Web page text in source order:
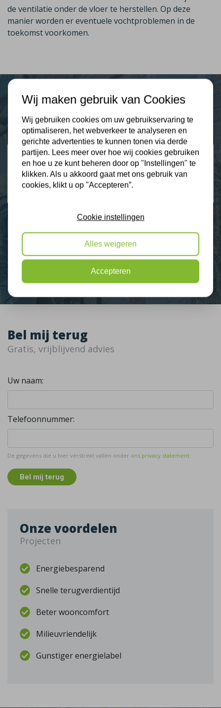
Plus Isolatie
Uw isolatie specialist
9,3
Klantbeoordelingen
2274 klanten beoordelen ons met een 9.3
Nieuws
Contact
Bel mij terug
Gratis, vrijblijvend advies
Uw naam:
Telefoonnummer:
De gegevens die u hier verstrekt vallen onder ons privacy statement.
Bel mij terug
Onze voordelen
Projecten
Energiebesparend
Snelle terugverdientijd
Beter wooncomfort
Milieuvriendelijk
Gunstiger energielabel
de ventilatie onder de vloer te herstellen. Op deze
manier worden er eventuele vochtproblemen in de
toekomst voorkomen.
Wij maken gebruik van Cookies
Wij gebruiken cookies om uw gebruikservaring te
optimaliseren, het webverkeer te analyseren en
gerichte advertenties te kunnen tonen via derde
partijen. Lees meer over hoe wij cookies gebruiken
en hoe u ze kunt beheren door op "Instellingen" te
klikken. Als u akkoord gaat met ons gebruik van
cookies, klikt u op "Accepteren”.
Cookie instellingen
Alles weigeren
Accepteren